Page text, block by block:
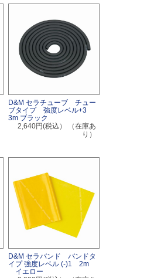
D&M セラチューブ チュー
ブタイプ 強度レベル+3
3m ブラック
2,640円(税込）
（在庫あ
り）
D&M セラバンド バンドタ
イプ 強度レベル (-)1 2m
イエロー